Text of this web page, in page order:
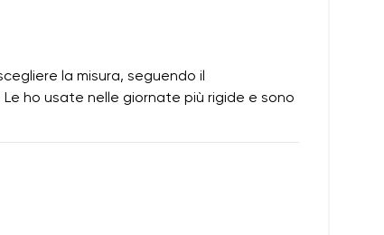
la misura, seguendo il
ho usate nelle giornate più rigide e sono